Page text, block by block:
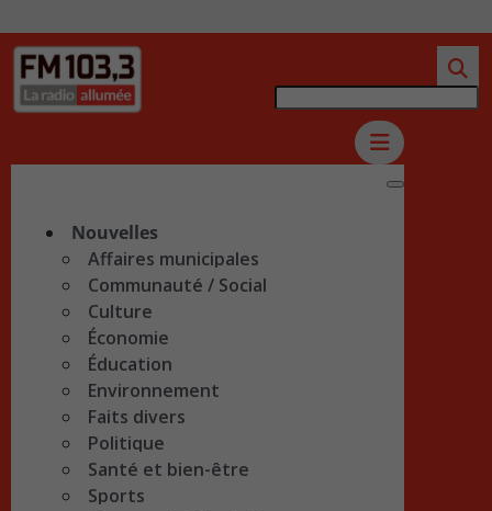
Nouvelles
Affaires municipales
Communauté / Social
Culture
Économie
Éducation
Environnement
Faits divers
Politique
Santé et bien-être
Sports